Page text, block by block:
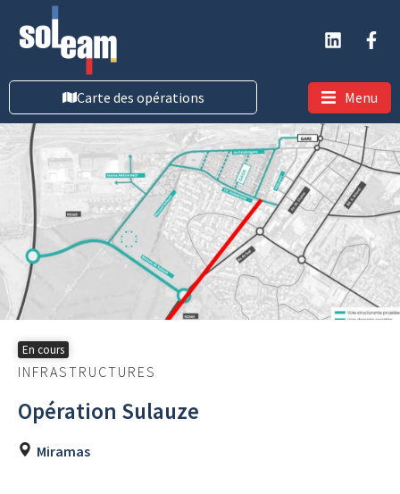
Carte des opérations Menu
En cours
INFRASTRUCTURES
Opération Sulauze
Miramas